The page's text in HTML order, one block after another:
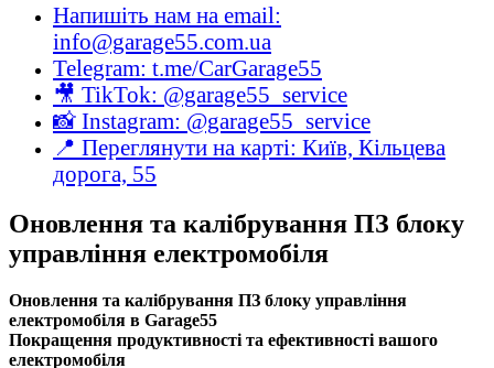
Напишіть нам на email:
info@garage55.com.ua
Telegram: t.me/CarGarage55
🎥 TikTok: @garage55_service
📸 Instagram: @garage55_service
📍 Переглянути на карті: Київ, Кільцева
дорога, 55
Оновлення та калібрування ПЗ блоку
управління електромобіля
Оновлення та калібрування ПЗ блоку управління
електромобіля в Garage55
Покращення продуктивності та ефективності вашого
електромобіля